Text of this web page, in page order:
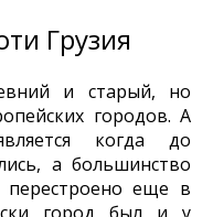
Грузия
и старый, но
городов. А
когда до
а большинство
еще в